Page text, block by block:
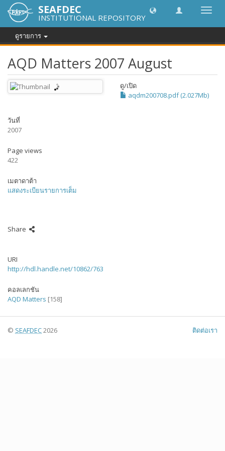
SEAFDEC
INSTITUTIONAL REPOSITORY
ดูรายการ
AQD Matters 2007 August
ดู/เปิด
aqdm200708.pdf (2.027Mb)
วันที่
2007
Page views
422
เมตาดาต้า
แสดงระเบียนรายการเต็ม
Share
URI
http://hdl.handle.net/10862/763
คอลเลกชัน
AQD Matters [158]
© SEAFDEC2026 ติดต่อเรา